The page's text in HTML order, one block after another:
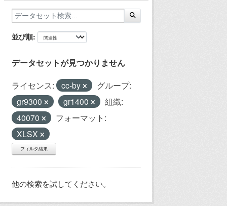
並び順
データセットが見つかりません
ライセンス: cc-by
グループ:
gr9300
gr1400
組織:
40070
フォーマット:
XLSX
フィルタ結果
他の検索を試してください。